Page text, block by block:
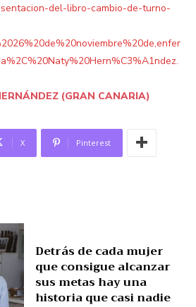
del-libro-cambio-de-turno-
(GRAN CANARIA)
X Pinterest
Detrás de cada mujer
que consigue alcanzar
sus metas hay una
historia que casi nadie